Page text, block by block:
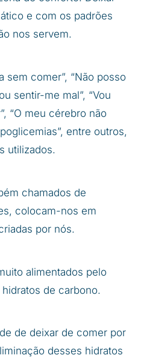
e com os padrões
nos servem.
sem comer”, “Não posso
sentir-me mal”, “Vou
“O meu cérebro não
entre outros,
utilizados.
chamados de
colocam-nos em
por nós.
alimentados pelo
de carbono.
de deixar de comer por
desses hidratos